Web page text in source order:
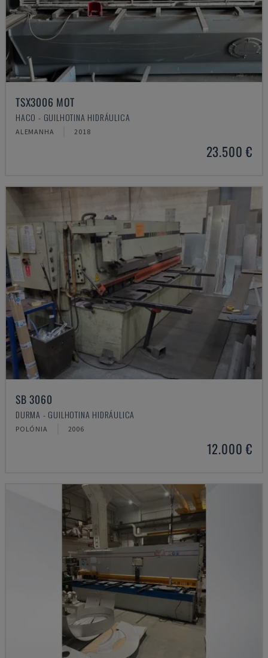
TSX3006 MOT
HACO - GUILHOTINA HIDRÁULICA
ALEMANHA 2018
23.500 €
SB 3060
DURMA - GUILHOTINA HIDRÁULICA
POLÓNIA 2006
12.000 €